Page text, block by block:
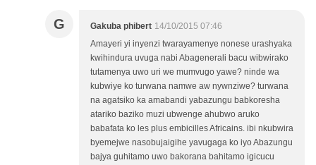
G Gakuba phibert 14/10/2015 07:46
Amayeri yi inyenzi twarayamenye nonese urashyaka
kwihindura uvuga nabi Abagenerali bacu wibwirako
tutamenya uwo uri we mumvugo yawe? ninde wa
kubwiye ko turwana namwe aw nywnziwe? turwana
na agatsiko ka amabandi yabazungu babkoresha
atariko baziko muzi ubwenge ahubwo aruko
babafata ko les plus embicilles Africains. ibi nkubwira
byemejwe nasobujaigihe yavugaga ko iyo Abazungu
bajya guhitamo uwo bakorana bahitamo igicucu